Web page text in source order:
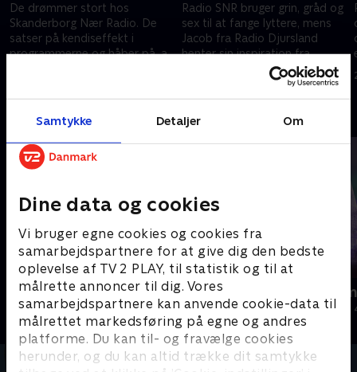
Samtykke Detaljer Om
Dine data og cookies
Vi bruger egne cookies og cookies fra
samarbejdspartnere for at give dig den bedste
oplevelse af TV 2 PLAY, til statistik og til at
målrette annoncer til dig. Vores
samarbejdspartnere kan anvende cookie-data til
målrettet markedsføring på egne og andres
platforme. Du kan til- og fravælge cookies
herunder, og du kan altid trække dit samtykke
De drømmer stort hos
Skanderborg Nær Radio. De
satser på kendiseffekt i
programmerne og håber på, at
Radio SNR bruger grin, gråd og
sex til at fange lyttere, mens
Jacob fra Radio Djursland
henter sin inspiration fra
80'ernes radiolegende Kim
28. august 2024 • 10 min
Andre så også
Jul på slottet - Warwick
2020 • Livsstil • 46 min
Julelys for
2022 • Livsstil •